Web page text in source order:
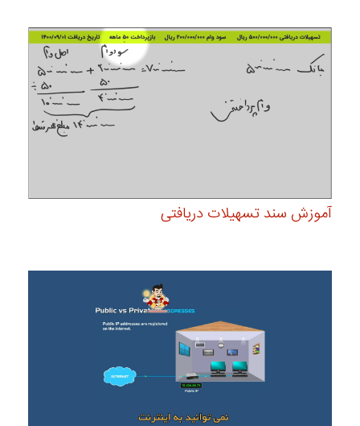
آموزش سند تسهیلات دریافتی